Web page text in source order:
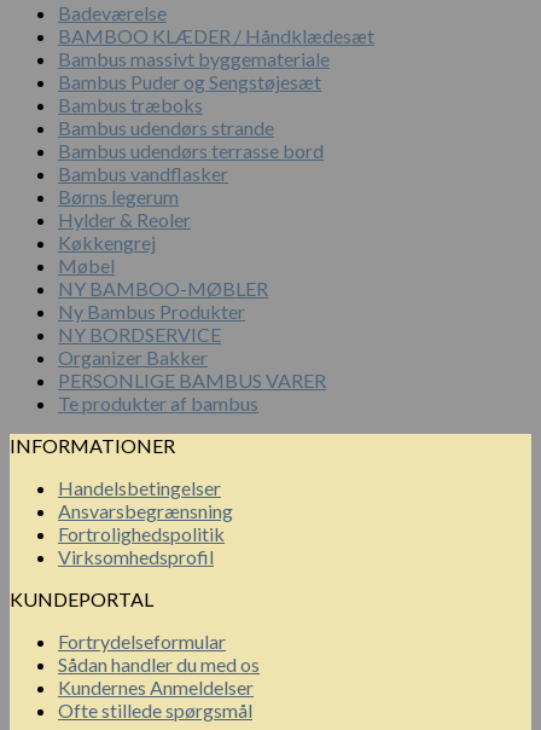
Badeværelse
BAMBOO KLÆDER / Håndklædesæt
Bambus massivt byggemateriale
Bambus Puder og Sengstøjesæt
Bambus træboks
Bambus udendørs strande
Bambus udendørs terrasse bord
Bambus vandflasker
Børns legerum
Hylder & Reoler
Køkkengrej
Møbel
NY BAMBOO-MØBLER
Ny Bambus Produkter
NY BORDSERVICE
Organizer Bakker
PERSONLIGE BAMBUS VARER
Te produkter af bambus
INFORMATIONER
Handelsbetingelser
Ansvarsbegrænsning
Fortrolighedspolitik
Virksomhedsprofil
KUNDEPORTAL
Fortrydelseformular
Sådan handler du med os
Kundernes Anmeldelser
Ofte stillede spørgsmål